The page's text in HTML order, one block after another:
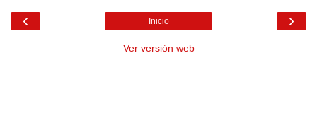
‹ ›
Inicio
Ver versión web